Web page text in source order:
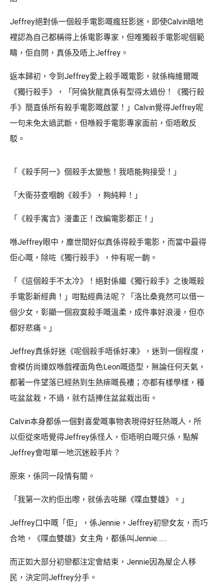
Jeffrey絕對係一個殺手電影嘅瘋狂影迷，即使Calvin暗地
裡認為自己都稱得上係電影專家，但唯獨殺手電影呢個範
疇，佢自問，真係及唔上Jeffrey。
返本歸初，令到Jeffrey愛上殺手嘅電影，就係梅維爾嘅
《獨行殺手》，「阿倫狄龍真係有型得太過份！《獨行殺
手》簡直係所有殺手電影嘅啟蒙！」Calvin覺得Jeffrey呢
一句未免太過武斷，但喺殺手電影專家面前，佢唔敢反
駁。
「《殺手阿一》個殺手太變態！我唔能夠接受！」
「大衛芬查嗰齣《殺手》，夠純粹！」
「《殺手寓言》漫畫正！改編電影都正！」
喺Jeffrey眼中，塵世間好似真係得殺手電影，而當中最得
佢心嘅，除咗《獨行殺手》，仲有呢一齣。
「《這個殺手不太冷》！絕對係繼《獨行殺手》之後嘅殺
手電影新經典！」咁點經典法呢？「洛比桑竟然可以借一
個少女，彰顯一個寂寞殺手嘅溫柔，成件事好浪漫，但亦
都好悲痛。」
Jeffrey真係好迷《呢個殺手唔係好凍》，迷到一個程度，
會模仿尚連奴喺戲裡面角色Leon嘅造型，無論任何天氣，
都著一件望落已經熱到生熱痱嘅長褸；亦都有樣學樣，種
咗盆盆栽，不過，就冇話捧住盆盆栽出街。
Calvin本身都係一個對喜愛嘅事物表現得好狂熱嘅人，所
以佢從來唔覺得Jeffrey係怪人，佢唔明白嘅只係，點解
Jeffrey會咁單一地沉迷殺手片？
原來，係同一段情有關。
「我第一次約佢出嚟，就係去咗睇《喋血雙雄》。」
Jeffrey口中嘅「佢」，係Jennie，Jeffrey初戀女友，而巧
合地，《喋血雙雄》女主角，都係叫Jennie……
而正如大部分初戀都注定會結束，Jennie因為屋企人移
民，決定同Jeffrey分手。